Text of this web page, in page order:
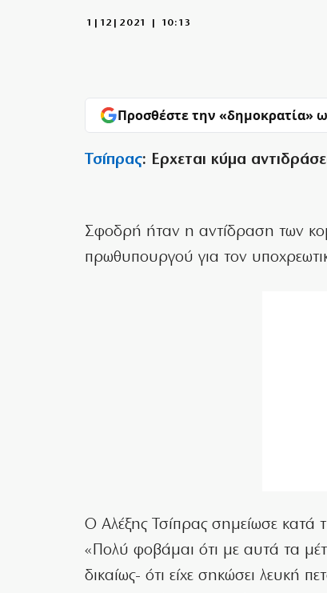
1|12|2021 | 10:13
Προσθέστε την «δημοκρατία»
Τσίπρας: Ερχεται κύμα
Σφοδρή ήταν η αντίδραση των
πρωθυπουργού για τον
Ο Αλέξης Τσίπρας σημείωσε
«Πολύ φοβάμαι ότι με αυτά τα
δικαίως- ότι είχε σηκώσει λευκή